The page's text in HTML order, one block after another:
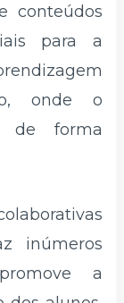
conteúdos
para a
onde o
de forma
inúmeros
a